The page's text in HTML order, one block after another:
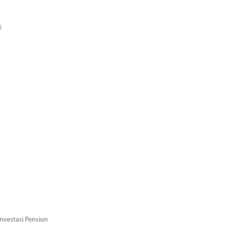
Pensiun